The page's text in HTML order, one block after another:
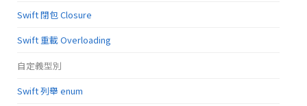
Swift 閉包 Closure
Swift 重載 Overloading
自定義型別
Swift 列舉 enum